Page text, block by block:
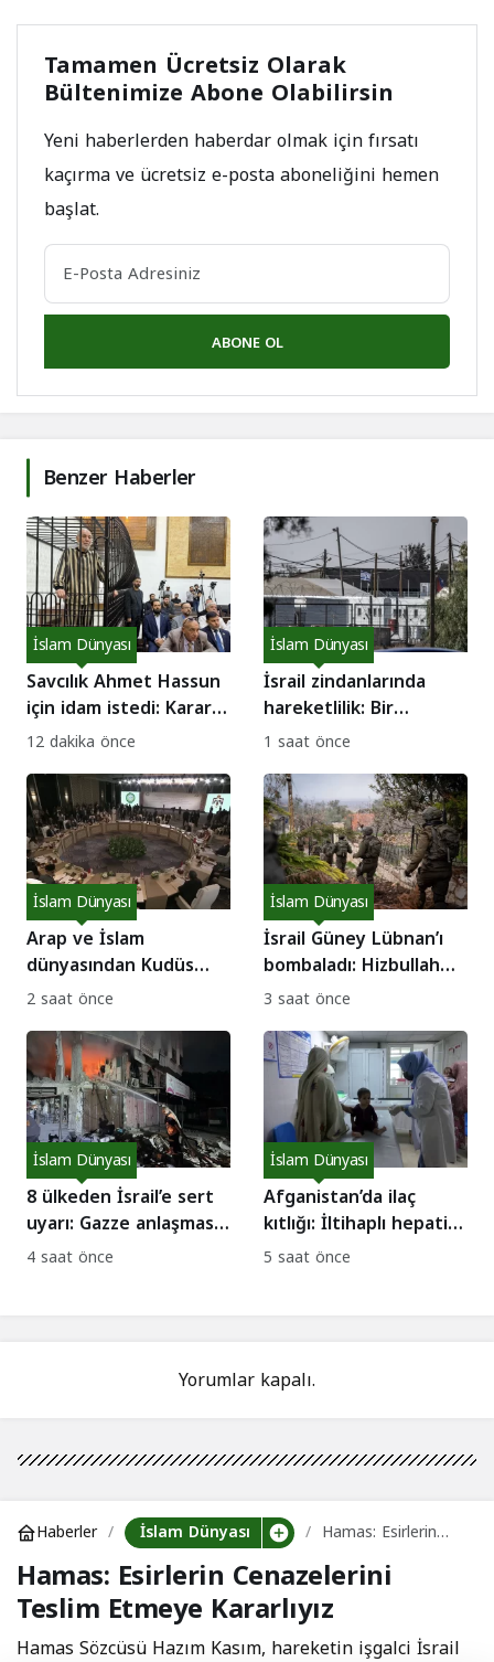
Tamamen Ücretsiz Olarak
Bültenimize Abone Olabilirsin
Yeni haberlerden haberdar olmak için fırsatı
kaçırma ve ücretsiz e-posta aboneliğini hemen
başlat.
ABONE OL
Benzer Haberler
Savcılık Ahmet Hassun
için idam istedi: Karar
tarihi belli oldu!
İslam Dünyası
12 dakika önce
İsrail zindanlarında
hareketlilik: Bir
haftada 6 Suriyeli
İslam Dünyası
1 saat önce
Arap ve İslam
dünyasından Kudüs
hamlesi: Ortak eylem
İslam Dünyası
2 saat önce
İsrail Güney Lübnan’ı
bombaladı: Hizbullah
ateşkesi ihlal etmekle
İslam Dünyası
3 saat önce
8 ülkeden İsrail’e sert
uyarı: Gazze anlaşması
sabote ediliyor!
İslam Dünyası
4 saat önce
Afganistan’da ilaç
kıtlığı: İltihaplı hepatit
ve kızamık salgını
İslam Dünyası
5 saat önce
Yorumlar kapalı.
Haberler İslam Dünyası
Hamas: Esirlerin
Cenazelerini Teslim
Etmeye Kararlıyız
Hamas: Esirlerin Cenazelerini
Teslim Etmeye Kararlıyız
Hamas Sözcüsü Hazım Kasım, hareketin işgalci İsrail